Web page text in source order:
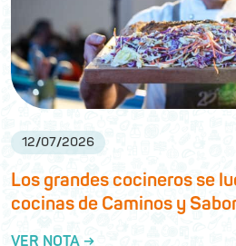
12/07/2026
Los grandes cocineros se
cocinas de Caminos y
VER NOTA →